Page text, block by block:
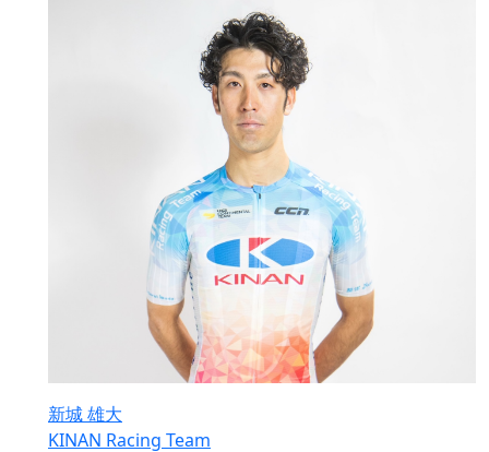
新城 雄大
KINAN Racing Team